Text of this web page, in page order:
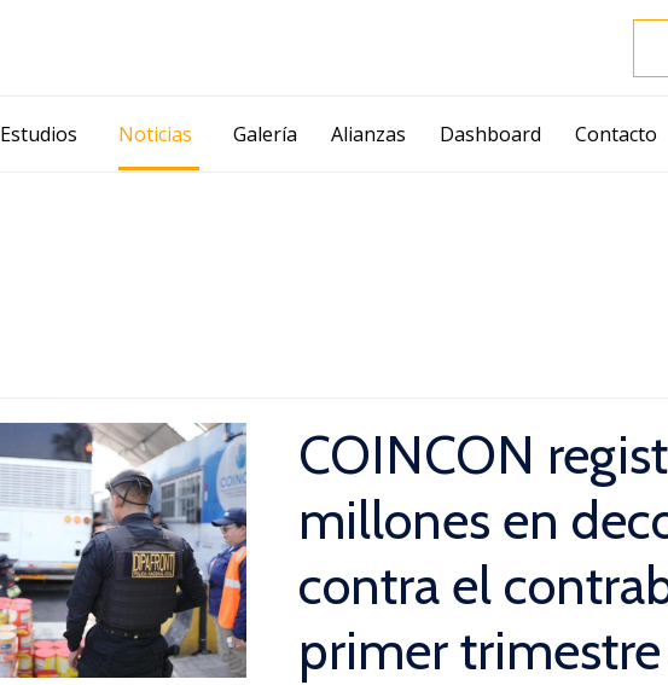
to
Estudios Noticias Galería Alianzas Dashboard Contacto
COINCON
millones en
contra el
primer